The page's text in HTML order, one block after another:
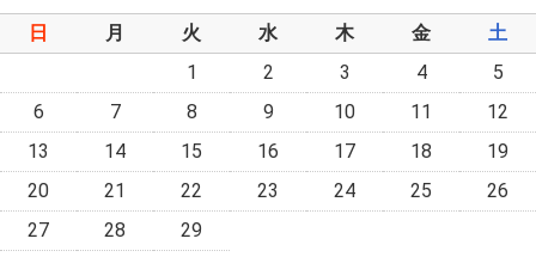
日
月 火 水 木 金
土
1
2 3 4
5
6
7 8 9 10 11
12
13
14 15 16 17 18
19
20
21 22 23 24 25
26
27
28 29